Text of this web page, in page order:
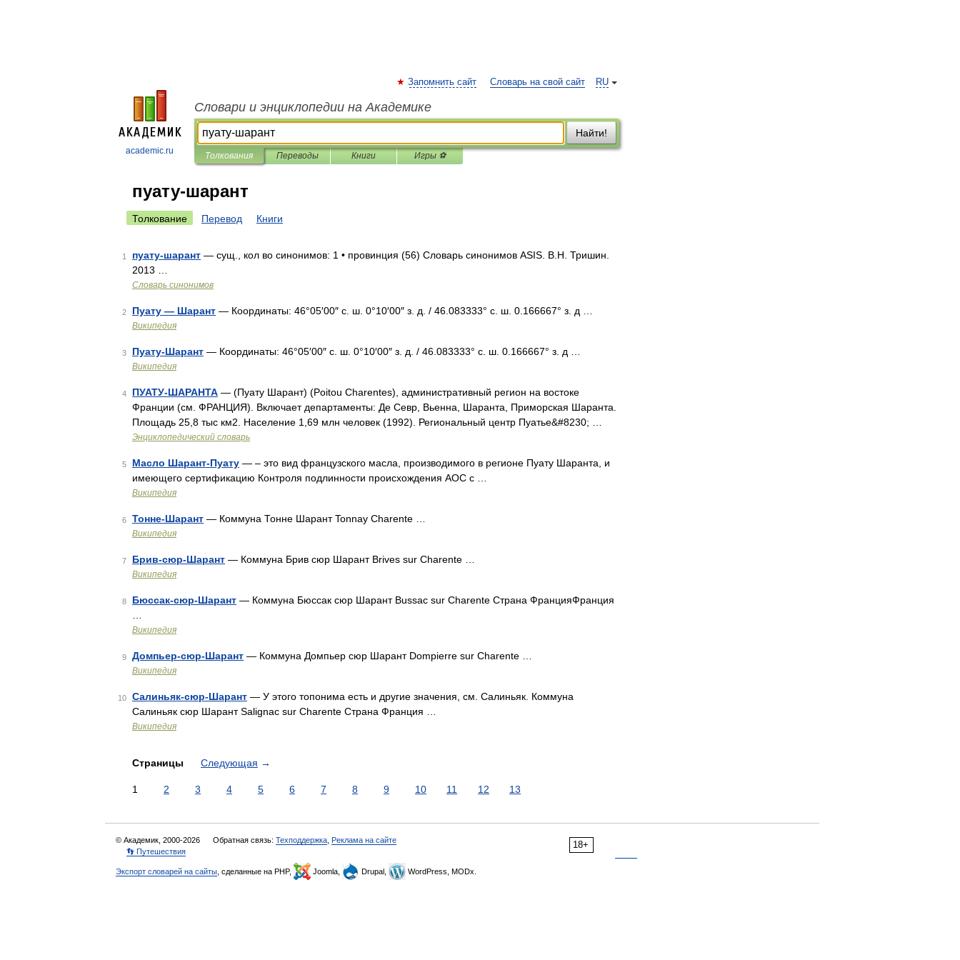
academic.ru
RU
Запомнить сайт Словарь на свой сайт
Словари и энциклопедии на Академике
Найти!
Толкования Переводы Книги Игры ⚽
пуату-шарант
Толкование Перевод Книги
1 пуату-шарант — сущ., кол во синонимов: 1 • провинция (56) Словарь синонимов ASIS. В.Н. Тришин.
2013 …
Словарь синонимов
2 Пуату — Шарант — Координаты: 46°05′00″ с. ш. 0°10′00″ з. д. / 46.083333° с. ш. 0.166667° з. д …
Википедия
3 Пуату-Шарант — Координаты: 46°05′00″ с. ш. 0°10′00″ з. д. / 46.083333° с. ш. 0.166667° з. д …
Википедия
4 ПУАТУ-ШАРАНТА — (Пуату Шарант) (Poitou Charentes), административный регион на востоке
Франции (см. ФРАНЦИЯ). Включает департаменты: Де Севр, Вьенна, Шаранта, Приморская Шаранта.
Площадь 25,8 тыс км2. Население 1,69 млн человек (1992). Региональный центр Пуатье&#8230; …
Энциклопедический словарь
5 Масло Шарант-Пуату — – это вид французского масла, производимого в регионе Пуату Шаранта, и
имеющего сертификацию Контроля подлинности происхождения AOC с …
Википедия
6 Тонне-Шарант — Коммуна Тонне Шарант Tonnay Charente …
Википедия
7 Брив-сюр-Шарант — Коммуна Брив сюр Шарант Brives sur Charente …
Википедия
8 Бюссак-сюр-Шарант — Коммуна Бюссак сюр Шарант Bussac sur Charente Страна ФранцияФранция
Википедия
9 Домпьер-сюр-Шарант — Коммуна Домпьер сюр Шарант Dompierre sur Charente …
Википедия
10 Салиньяк-сюр-Шарант — У этого топонима есть и другие значения, см. Салиньяк. Коммуна
Салиньяк сюр Шарант Salignac sur Charente Страна Франция …
Википедия
Страницы Следующая →
1 2 3 4 5 6 7 8 9 10 11 12 13
18+
© Академик, 2000-2026 Обратная связь: Техподдержка Реклама на сайте
👣 Путешествия
Экспорт словарей на сайты , сделанные на PHP, Joomla, Drupal, WordPress, MODx.